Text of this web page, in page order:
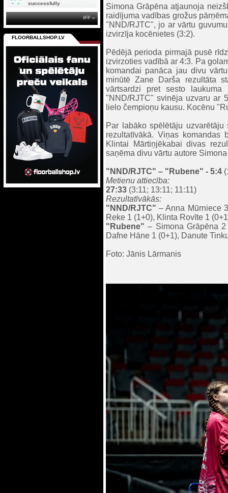
Simona Grāpēna atjaunoja
raidījuma vadības grožus
"NND/RJTC", jo ar vārtu
izvirzīja kocēnietes (3:2).
Pēdējā perioda pirmajā pusē
izvirzoties vadībā ar 4:3. Pa
komandai panāca jau divu
minūtē Zane Darša rezultāta
vārtsardzi pret sesto laukuma
"NND/RJTC" svinēja uzvaru ar
lielo čempioņu kausu. Kocēnu
Par labāko spēlētāju
rezultatīvākā. Viņas komandas
Klintai Mārtiņjēkabai divas
saņēma divu vārtu autore
"NND/RJTC" – "Rubene" - 5:4
Metienu attiecība:
27:33 (3:11; 13:11; 11:11)
Rezultatīvākās:
"NND/RJTC" – Anna Mūrniece
Reke 1 (1+0), Klinta Rovīte 1
"Rubene" – Simona Grāpēna
Dafne Hāne 1 (0+1), Danute
Foto: Jānis Lārmanis
successfully
IFF »
FLOORBALLSHOP.LV